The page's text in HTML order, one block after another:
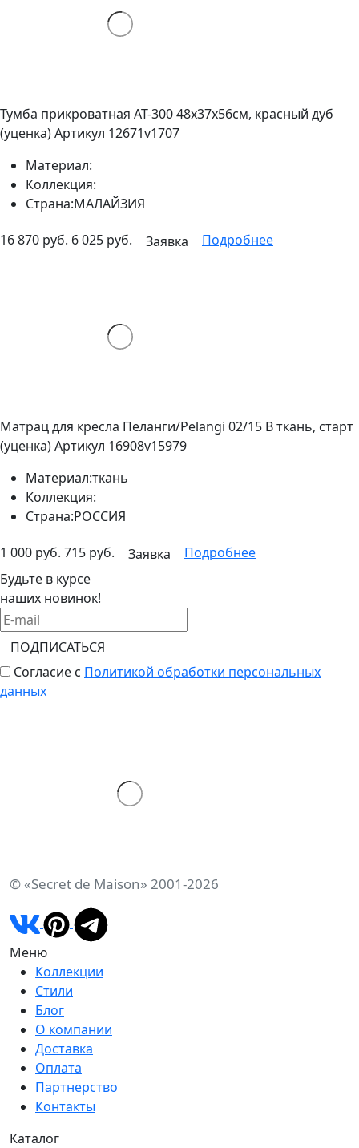
Тумба прикроватная AT-300 48х37х56см, красный дуб
(уценка)Артикул 12671v1707
Материал:
Коллекция:
Страна:МАЛАЙЗИЯ
16 870 руб. 6 025 руб. Заявка Подробнее
Матрац для кресла Пеланги/Pelangi 02/15 В ткань, старт
(уценка)Артикул 16908v15979
Материал:ткань
Коллекция:
Страна:РОССИЯ
1 000 руб. 715 руб. Заявка
Подробнее
Будьте в курсе
наших новинок!
ПОДПИСАТЬСЯ
Согласие с Политикой обработки персональных
данных
© «Secret de Maison» 2001-2026
Меню
Коллекции
Стили
Блог
О компании
Доставка
Оплата
Партнерство
Контакты
Каталог